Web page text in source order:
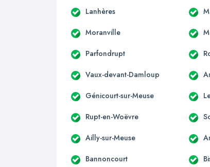
Lanhères
Moranville
Parfondrupt
Vaux-devant-Damloup
Génicourt-sur-Meuse
Rupt-en-Woëvre
Ailly-sur-Meuse
Bannoncourt